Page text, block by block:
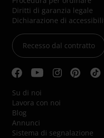
Diritti di garanzia legale
Dichiarazione di
Recesso dal contratto
Su di noi
Lavora con noi
Blog
Annunci
Sistema di segnalazione